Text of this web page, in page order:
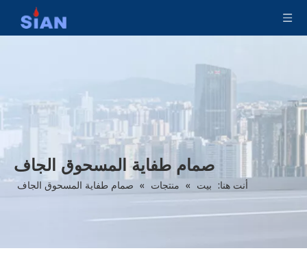
صمام طفاية المسحوق الجاف
أنت هنا: بيت » منتجات » صمام طفاية المسحوق الجاف